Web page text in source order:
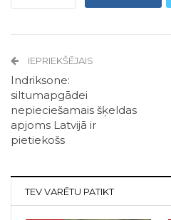
IEPRIEKŠĒJAIS
Indriksone:
siltumapgādei
nepieciešamais šķeldas
apjoms Latvijā ir
pietiekošs
TEV VARĒTU PATIKT